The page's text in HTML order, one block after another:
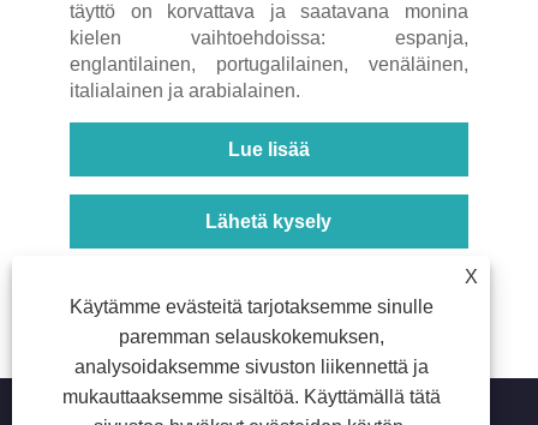
täyttö on korvattava ja saatavana monina
kielen vaihtoehdoissa: espanja,
englantilainen, portugalilainen, venäläinen,
italialainen ja arabialainen.
Lue lisää
Lähetä kysely
< 1 2 3 4 5 >
X
Käytämme evästeitä tarjotaksemme sinulle
paremman selauskokemuksen,
analysoidaksemme sivuston liikennettä ja
mukauttaaksemme sisältöä. Käyttämällä tätä